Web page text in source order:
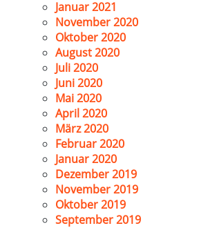
Januar 2021
November 2020
Oktober 2020
August 2020
Juli 2020
Juni 2020
Mai 2020
April 2020
März 2020
Februar 2020
Januar 2020
Dezember 2019
November 2019
Oktober 2019
September 2019